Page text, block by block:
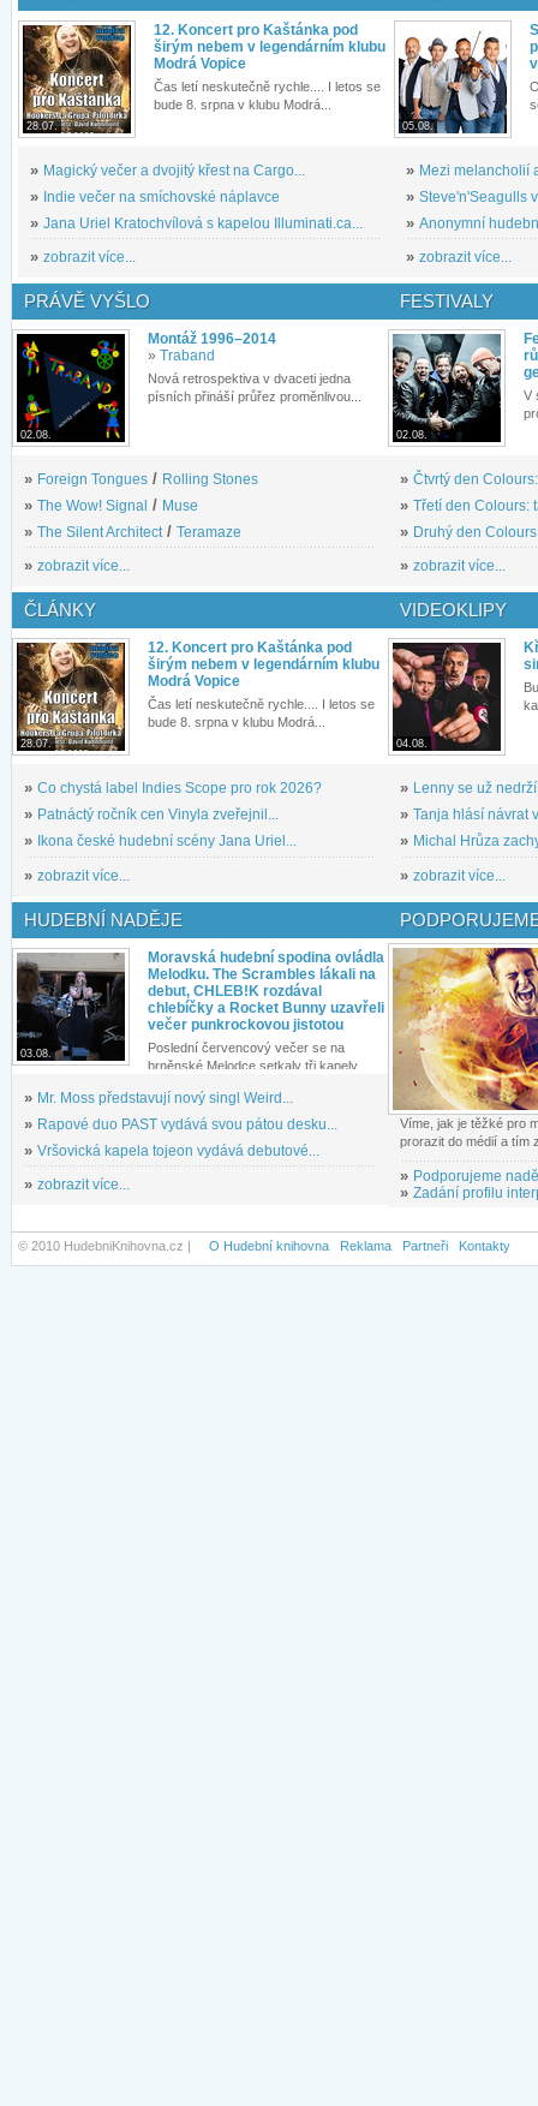
28.07.
12. Koncert pro Kaštánka pod
širým nebem v legendárním klubu
Modrá Vopice
Čas letí neskutečně rychle.... I letos se
bude 8. srpna v klubu Modrá...
» Magický večer a dvojitý křest na Cargo...
» Indie večer na smíchovské náplavce
» Jana Uriel Kratochvílová s kapelou Illuminati.ca...
» zobrazit více...
05.08.
» Mezi melancholií
» Steve'n'Seagulls
» Anonymní
» zobrazit více...
PRÁVĚ VYŠLO
02.08.
Montáž 1996–2014
» Traband
Nová retrospektiva v dvaceti jedna
písních přináší průřez proměnlivou...
» Foreign Tongues / Rolling Stones
» The Wow! Signal / Muse
» The Silent Architect/ Teramaze
» zobrazit více...
FESTIVALY
02.08.
V
» Čtvrtý den
» Třetí den Colours:
» Druhý den
» zobrazit více...
ČLÁNKY
28.07.
12. Koncert pro Kaštánka pod
širým nebem v legendárním klubu
Modrá Vopice
Čas letí neskutečně rychle.... I letos se
bude 8. srpna v klubu Modrá...
» Co chystá label Indies Scope pro rok 2026?
» Patnáctý ročník cen Vinyla zveřejnil...
»
Ikona české hudební scény Jana Uriel...
» zobrazit více...
VIDEOKLIPY
04.08.
» Lenny se už
» Tanja hlásí návrat
» Michal Hrůza
» zobrazit více...
HUDEBNÍ NADĚJE
03.08.
Moravská hudební spodina ovládla
Melodku. The Scrambles lákali na
debut, CHLEB!K rozdával
chlebíčky a Rocket Bunny uzavřeli
večer punkrockovou jistotou
Poslední červencový večer se na
brněnské Melodce setkaly tři kapely...
» Mr. Moss představují nový singl Weird...
» Rapové duo PAST vydává svou pátou desku...
» Vršovická kapela tojeon vydává debutové...
» zobrazit více...
Víme, jak je těžké pro
prorazit do médií a tím
» Podporujeme
» Zadání profilu
© 2010 HudebniKnihovna.cz | O Hudební knihovna Reklama Partneři Kontakty